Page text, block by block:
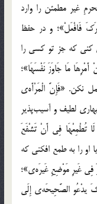
غير مطمئن را وارد
فَافْعَلْ»؛ و در حفظ
كني كه جز تو كسي را
مَا جَاوَزَ نَفْسَهَا»؛
نكن. «فَإِنَّ الْمَرْأَه‌ي
لطيف و آسيب‌پذير
لَا تُطْمِعْهَا فِي أَنْ تَشْفَعَ
او را به طمع افکني که
فِي غَيرِ مَوْضِعِ غَيرَه‌ي»؛
يدْعُو الصَّحِيحَه‌ي إِلَى